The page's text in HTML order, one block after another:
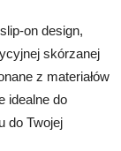
on design,
skórzanej
z materiałów
idealne do
do Twojej